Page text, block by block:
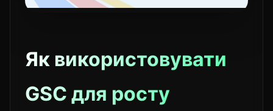
Як використовувати
GSC для росту